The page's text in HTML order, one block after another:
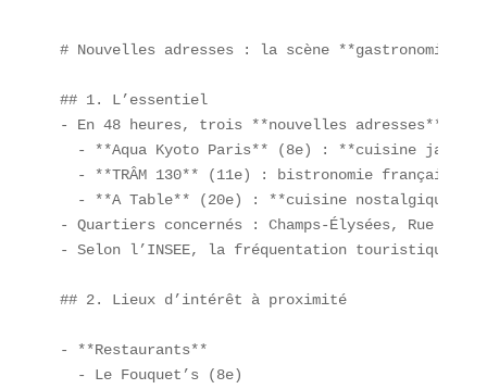
# Nouvelles adresses : la scène **gastronomique
## 1. L’essentiel
- En 48 heures, trois **nouvelles adresses**
- **Aqua Kyoto Paris** (8e) : **cuisine
- **TRÂM 130** (11e) : bistronomie française
- **A Table** (20e) : **cuisine nostalgique
- Quartiers concernés : Champs-Élysées, Rue
- Selon l’INSEE, la fréquentation touristique à
## 2. Lieux d’intérêt à proximité
- **Restaurants**
  - Le Fouquet’s (8e)